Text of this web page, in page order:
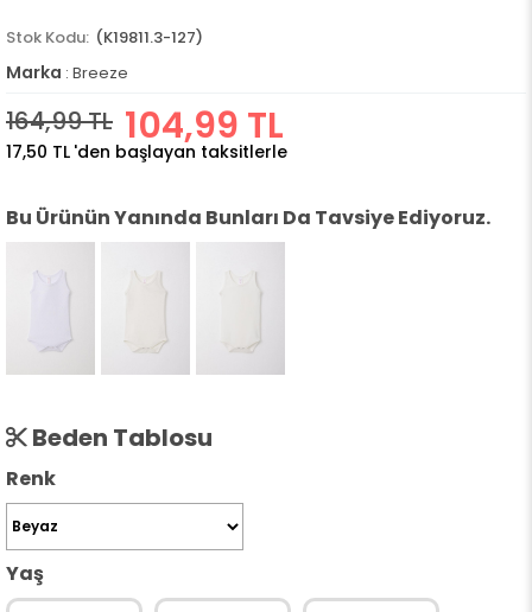
(K19811.3-127)
Marka : Breeze
164,99 TL 104,99 TL
17,50 TL 'den başlayan taksitlerle
Bu Ürünün Yanında Bunları Da Tavsiye Ediyoruz.
Beden Tablosu
Renk
Yaş